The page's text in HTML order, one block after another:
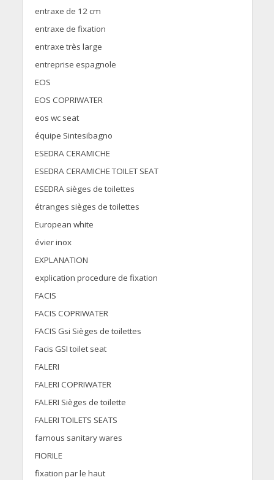
entraxe de 12 cm
entraxe de fixation
entraxe très large
entreprise espagnole
EOS
EOS COPRIWATER
eos wc seat
équipe Sintesibagno
ESEDRA CERAMICHE
ESEDRA CERAMICHE TOILET SEAT
ESEDRA sièges de toilettes
étranges sièges de toilettes
European white
évier inox
EXPLANATION
explication procedure de fixation
FACIS
FACIS COPRIWATER
FACIS Gsi Sièges de toilettes
Facis GSI toilet seat
FALERI
FALERI COPRIWATER
FALERI Sièges de toilette
FALERI TOILETS SEATS
famous sanitary wares
FIORILE
fixation par le haut